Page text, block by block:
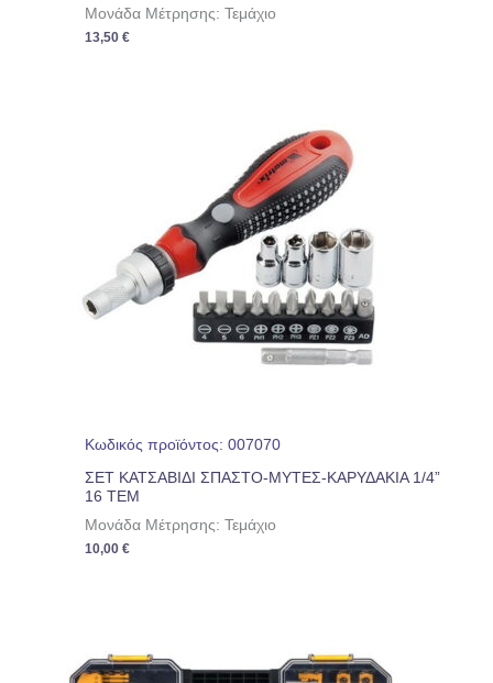
Μονάδα Μέτρησης: Τεμάχιο
13,50€
Κωδικός προϊόντος: 007070
ΣΕΤ ΚΑΤΣΑΒΙΔΙ ΣΠΑΣΤΟ-ΜΥΤΕΣ-ΚΑΡΥΔΑΚΙΑ 1/4”
16 ΤΕΜ
Μονάδα Μέτρησης: Τεμάχιο
10,00€